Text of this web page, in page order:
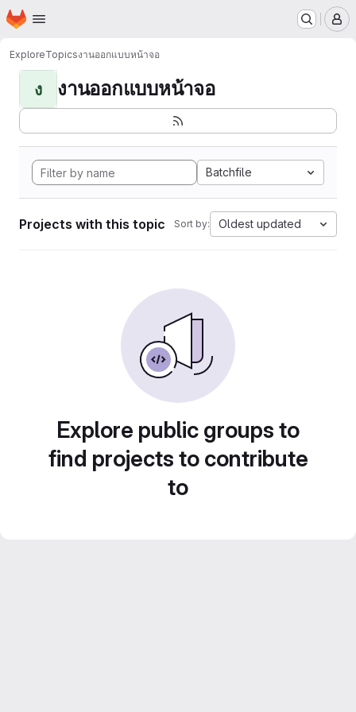
Skip to main content
Homepage
ExploreTopicsงานออกแบบหน้าจอ
ง งานออกแบบหน้าจอ
Batchfile
Projects with this topic Sort by: Oldest updated
Explore public groups to
find projects to contribute
to